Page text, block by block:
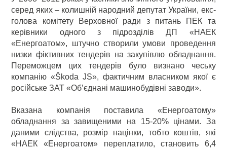
серед яких – колишній народний депутат України, екс-
голова комітету Верховної ради з питань ПЕК та
керівники одного з підрозділів ДП «НАЕК
«Енергоатом», штучно створили умови проведення
низки фіктивних тендерів на закупівлю обладнання.
Переможцем цих тендерів було визнано чеську
компанію «Škoda JS», фактичним власником якої є
російське ЗАТ «Об’єднані машинобудівні заводи».
Вказана компанія поставила «Енергоатому»
обладнання за завищеними на 15-20% цінами. За
даними слідства, розмір націнки, тобто коштів, які
«НАЕК «Енергоатом» переплатило, становить 6,4